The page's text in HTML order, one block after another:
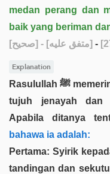
medan perang dan
baik yang beriman
[صحيح]
- [متفق عليه] -
Explanation
Rasulullah ﷺ memerintahkan umatnya untuk menjauhi
tujuh jenayah dan
Apabila ditanya
bahawa ia adalah:
Pertama: Syirik
tandingan dan